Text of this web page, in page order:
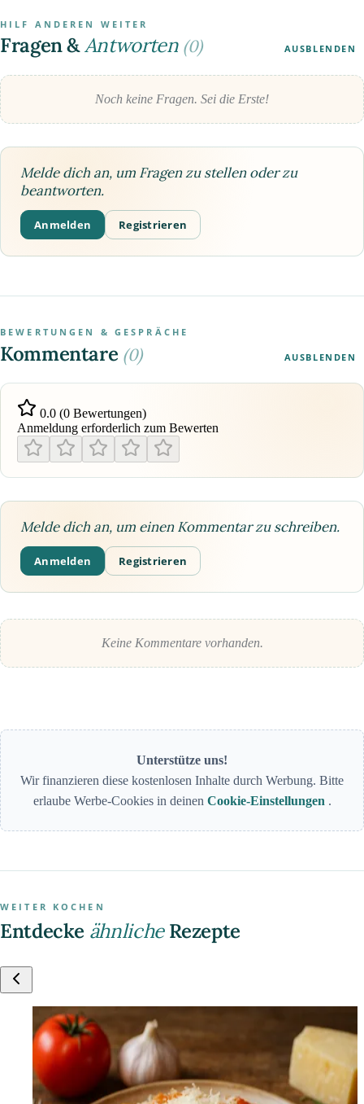
HILF ANDEREN WEITER
Fragen &Antworten (0) AUSBLENDEN
Noch keine Fragen. Sei die Erste!
Melde dich an, um Fragen zu stellen oder zu
beantworten.
Anmelden Registrieren
BEWERTUNGEN & GESPRÄCHE
Kommentare (0) AUSBLENDEN
0.0 (0 Bewertungen)
Anmeldung erforderlich zum Bewerten
Melde dich an, um einen Kommentar zu schreiben.
Anmelden Registrieren
Keine Kommentare vorhanden.
Unterstütze uns!
Wir finanzieren diese kostenlosen Inhalte durch Werbung. Bitte
erlaube Werbe-Cookies in deinen Cookie-Einstellungen .
WEITER KOCHEN
Entdecke ähnlicheRezepte